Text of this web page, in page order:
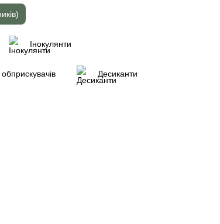
Інокулянти
Десиканти